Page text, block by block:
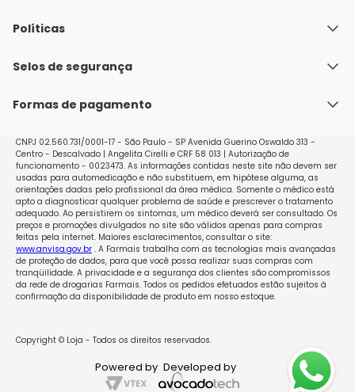
Quem Somos
Nossas lojas
Políticas
Política de Envio
Políticas de Trocas e Devoluções
Selos de segurança
Formas de pagamento
CNPJ 02.560.731/0001-17 - São Paulo - SP Avenida Guerino Oswaldo 313 -
Centro - Descalvado | Angelita Cirelli e CRF 58 013 | Autorização de
funcionamento - 0023473. As informações contidas neste site não devem ser
usadas para automedicação e não substituem, em hipótese alguma, as
orientações dadas pelo profissional da área médica. Somente o médico está
apto a diagnosticar qualquer problema de saúde e prescrever o tratamento
adequado. Ao persistirem os sintomas, um médico deverá ser consultado. Os
preços e promoções divulgados no site são válidos apenas para compras
feitas pela internet. Maiores esclarecimentos, consultar o site:
www.anvisa.gov.br. A Farmais trabalha com as tecnologias mais avançadas
de proteção de dados, para que você possa realizar suas compras com
tranqüilidade. A privacidade e a segurança dos clientes são compromissos
da rede de drogarias Farmais. Todos os pedidos efetuados estão sujeitos à
confirmação da disponibilidade de produto em nosso estoque.
Copyright © Loja - Todos os direitos reservados.
Powered by Developed by